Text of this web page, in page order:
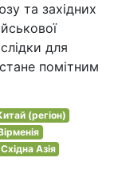
та західних
для
помітним
(регіон)
Азія